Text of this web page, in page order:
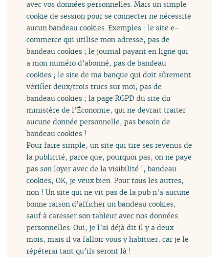
avec vos données personnelles. Mais un simple
cookie de session pour se connecter ne nécessite
aucun bandeau cookies. Exemples : le site e-
commerce qui utilise mon adresse, pas de
bandeau cookies ; le journal payant en ligne qui
a mon numéro d’abonné, pas de bandeau
cookies ; le site de ma banque qui doit sûrement
vérifier deux/trois trucs sur moi, pas de
bandeau cookies ; la page RGPD du site du
ministère de l’Économie, qui ne devrait traiter
aucune donnée personnelle, pas besoin de
bandeau cookies !
Pour faire simple, un site qui tire ses revenus de
la publicité, parce que, pourquoi pas, on ne paye
pas son loyer avec de la visibilité !, bandeau
cookies, OK, je veux bien. Pour tous les autres,
non ! Un site qui ne vit pas de la pub n’a aucune
bonne raison d’afficher un bandeau cookies,
sauf à caresser son tableur avec nos données
personnelles. Oui, je l’ai déjà dit il y a deux
mois, mais il va falloir vous y habituer, car je le
répéterai tant qu’ils seront là !